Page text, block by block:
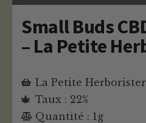
Small Buds
– La Petite
La Petite
Taux : 22%
Quantité : 1g